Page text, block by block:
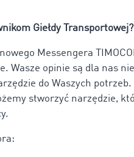
Giełdy Transportowej?
Messengera
Wasze opinie są dla nas
do Waszych
stworzyć narzędzie,